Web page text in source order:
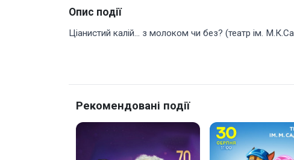
Опис події
Ціанистий калій... з молоком чи без? (театр ім.
Рекомендовані події